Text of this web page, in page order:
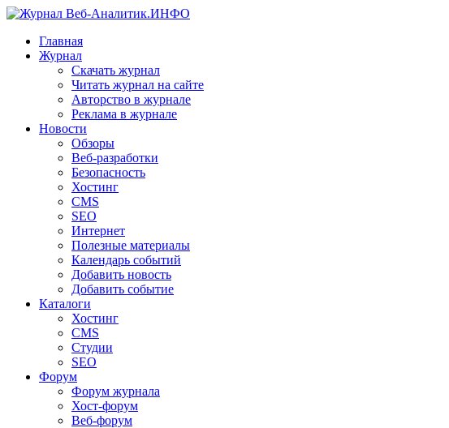
Главная
Журнал
Скачать журнал
Читать журнал на сайте
Авторство в журнале
Реклама в журнале
Новости
Обзоры
Веб-разработки
Безопасность
Хостинг
CMS
SEO
Интернет
Полезные материалы
Календарь событий
Добавить новость
Добавить событие
Каталоги
Хостинг
CMS
Студии
SEO
Форум
Форум журнала
Хост-форум
Веб-форум